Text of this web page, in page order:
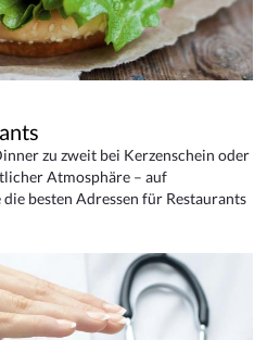
zu zweit bei Kerzenschein oder
Atmosphäre – auf
die besten Adressen für Restaurants